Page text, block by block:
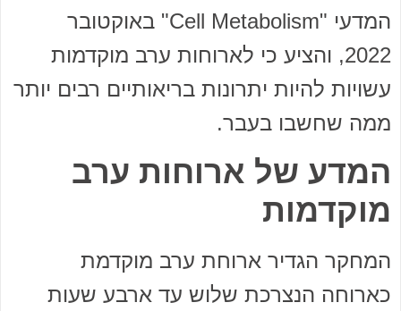
המדעי "Cell Metabolism" באוקטובר
2022, והציע כי לארוחות ערב מוקדמות
עשויות להיות יתרונות בריאותיים רבים יותר
ממה שחשבו בעבר.
המדע של ארוחות ערב
מוקדמות
המחקר הגדיר ארוחת ערב מוקדמת
כארוחה הנצרכת שלוש עד ארבע שעות